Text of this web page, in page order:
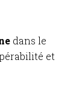
dans le
et